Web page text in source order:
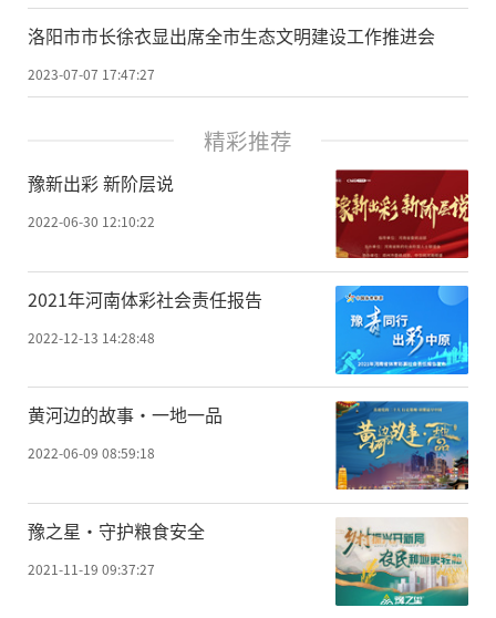
洛阳市市长徐衣显出席全市生态文明建设工作推进会
2023-07-07 17:47:27
精彩推荐
豫新出彩 新阶层说
2022-06-30 12:10:22
2021年河南体彩社会责任报告
2022-12-13 14:28:48
黄河边的故事·一地一品
2022-06-09 08:59:18
豫之星·守护粮食安全
2021-11-19 09:37:27